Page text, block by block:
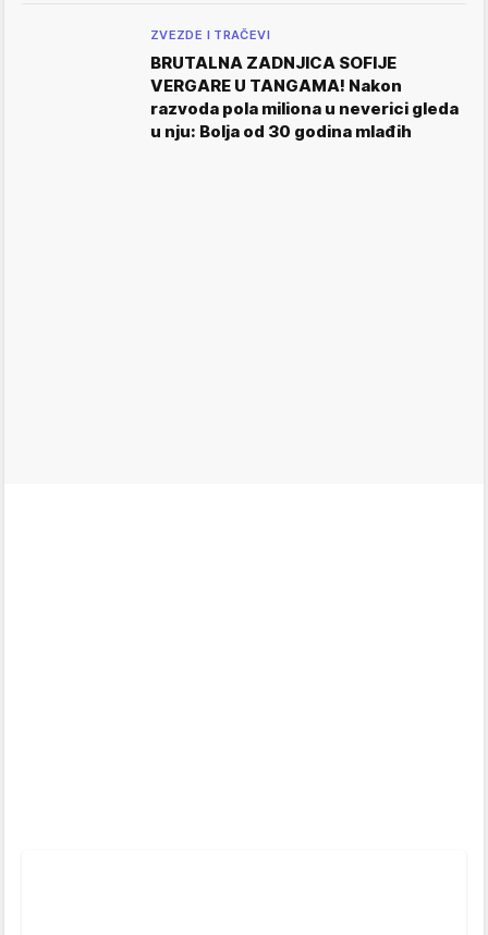
ZVEZDE I TRAČEVI
BRUTALNA ZADNJICA SOFIJE
VERGARE U TANGAMA! Nakon
razvoda pola miliona u neverici gleda
u nju: Bolja od 30 godina mlađih